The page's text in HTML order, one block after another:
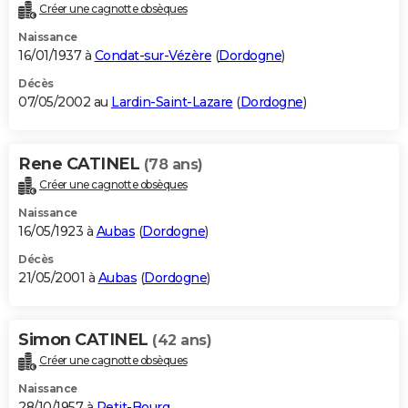
Créer une cagnotte obsèques
Naissance
16/01/1937 à Condat-sur-Vézère (Dordogne)
Décès
07/05/2002 au Lardin-Saint-Lazare (Dordogne)
Rene CATINEL (78 ans)
Créer une cagnotte obsèques
Naissance
16/05/1923 à Aubas (Dordogne)
Décès
21/05/2001 à Aubas (Dordogne)
Simon CATINEL (42 ans)
Créer une cagnotte obsèques
Naissance